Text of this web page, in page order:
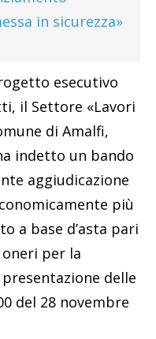
in sicurezza»
esecutivo
il Settore «Lavori
di Amalfi,
indetto un bando
aggiudicazione
più
a base d’asta pari
per la
delle
del 28 novembre